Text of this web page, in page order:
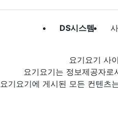
DS시스템
요기요기 사
요기요기는 정보제공자
요기요기에 게시된 모든 컨텐츠